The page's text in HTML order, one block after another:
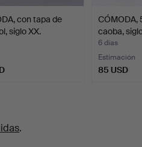
con tapa de
siglo XX.
CÓMODA,
caoba,
6 días
Estimación
85 USD
.